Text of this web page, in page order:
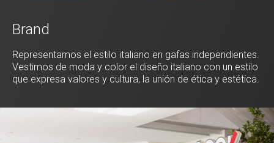
Brand
Representamos el estilo italiano en gafas independientes.
Vestimos de moda y color el diseño italiano con un estilo
que expresa valores y cultura, la unión de ética y estética.